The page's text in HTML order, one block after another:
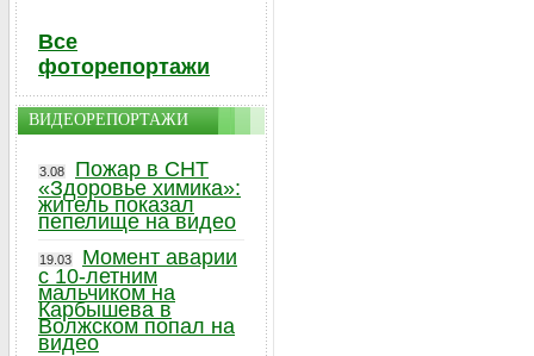
Все
фоторепортажи
ВИДЕОРЕПОРТАЖИ
3.08
Пожар в СНТ
«Здоровье химика»:
житель показал
пепелище на видео
19.03
Момент аварии
с 10-летним
мальчиком на
Карбышева в
Волжском попал на
видео